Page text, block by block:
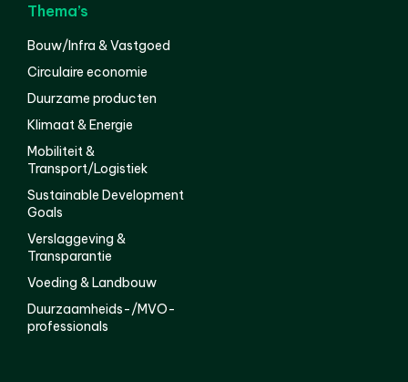
Thema’s
Bouw/Infra & Vastgoed
Circulaire economie
Duurzame producten
Klimaat & Energie
Mobiliteit &
Transport/Logistiek
Sustainable Development
Goals
Verslaggeving &
Transparantie
Voeding & Landbouw
Duurzaamheids-/MVO-
professionals